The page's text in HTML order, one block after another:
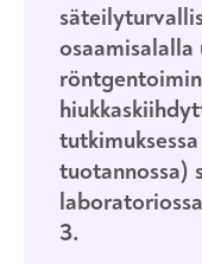
tuotannossa)
3.